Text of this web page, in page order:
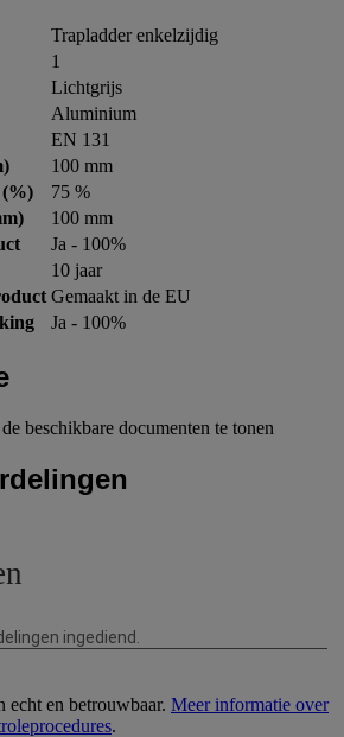
Trapladder enkelzijdig
1
Lichtgrijs
Aluminium
EN 131
100 mm
(%)
75 %
100 mm
Ja - 100%
10 jaar
Gemaakt in de EU
Ja - 100%
beschikbare documenten te tonen
echt en betrouwbaar. Meer informatie over
.